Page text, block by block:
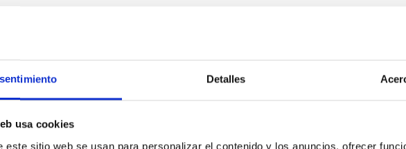
Detalles
usa cookies
este sitio web se usan para personalizar el contenido y los anuncios, ofrecer